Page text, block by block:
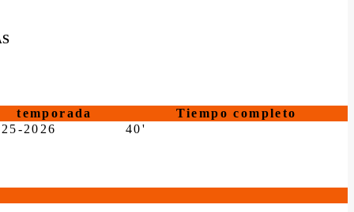
temporada
Tiempo completo
2026 40'